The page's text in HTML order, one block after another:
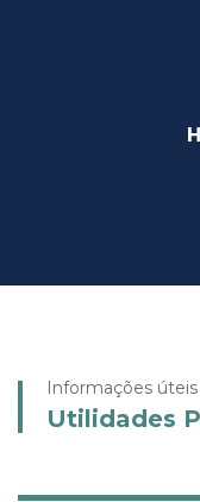
Informações úteis
Utilidades